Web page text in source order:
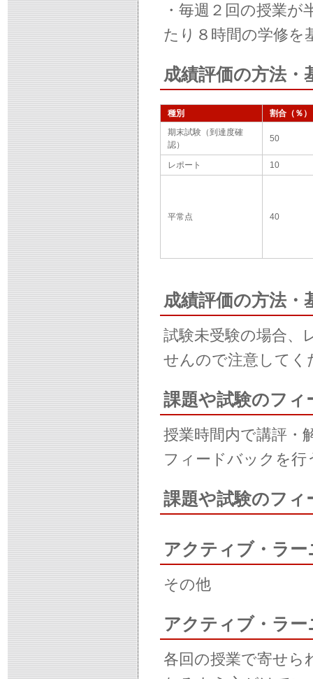
・毎週２回の授業
たり８時間の学修を
成績評価の方法・
種別
割合（％）
期末試験（到達度確
認）
50
レポート 10
平常点 40
成績評価の方法・
試験未受験の場合、
せんので注意してく
課題や試験のフィ
授業時間内で講評・
フィードバックを行
課題や試験のフィ
アクティブ・ラ
その他
アクティブ・ラ
各回の授業で寄せら